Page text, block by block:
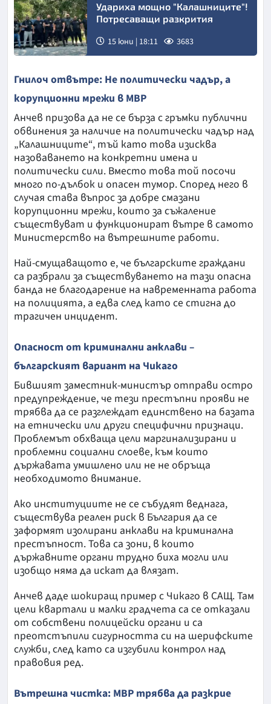
Удариха мощно "Калашниците"!
Потресаващи разкрития
15 юни | 18:11 3683
Гнилоч отвътре: Не политически чадър, а
корупционни мрежи в МВР
Анчев призова да не се бърза с гръмки публични
обвинения за наличие на политически чадър над
„Калашниците“, тъй като това изисква
назоваването на конкретни имена и
политически сили. Вместо това той посочи
много по-дълбок и опасен тумор. Според него в
случая става въпрос за добре смазани
корупционни мрежи, които за съжаление
съществуват и функционират вътре в самото
Министерство на вътрешните работи.
Най-смущаващото е, че българските граждани
са разбрали за съществуването на тази опасна
банда не благодарение на навременната работа
на полицията, а едва след като се стигна до
трагичен инцидент.
Опасност от криминални анклави –
българският вариант на Чикаго
Бившият заместник-министър отправи остро
предупреждение, че тези престъпни прояви не
трябва да се разглеждат единствено на базата
на етнически или други специфични признаци.
Проблемът обхваща цели маргинализирани и
проблемни социални слоеве, към които
държавата умишлено или не не обръща
необходимото внимание.
Ако институциите не се събудят веднага,
съществува реален риск в България да се
заформят изолирани анклави на криминална
престъпност. Това са зони, в които
държавните органи трудно биха могли или
изобщо няма да искат да влязат.
Анчев даде шокиращ пример с Чикаго в САЩ. Там
цели квартали и малки градчета са се отказали
от собствени полицейски органи и са
преотстъпили сигурността си на шерифските
служби, след като са изгубили контрол над
правовия ред.
Вътрешна чистка: МВР трябва да разкрие